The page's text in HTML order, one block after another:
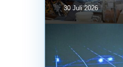
30 Juli 2026